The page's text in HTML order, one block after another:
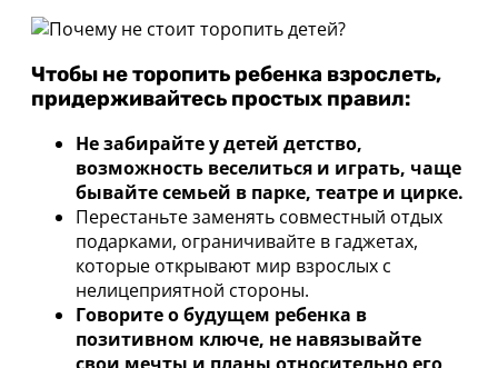
Чтобы не торопить ребенка взрослеть,
придерживайтесь простых правил:
Не забирайте у детей детство,
возможность веселиться и играть, чаще
бывайте семьей в парке, театре и цирке.
Перестаньте заменять совместный отдых
подарками, ограничивайте в гаджетах,
которые открывают мир взрослых с
нелицеприятной стороны.
Говорите о будущем ребенка в
позитивном ключе, не навязывайте